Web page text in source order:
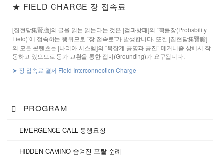
★ FIELD CHARGE 장 접속료
[집현담集賢膽]의 글을 읽는 읽는다는 것은 [검과방패]의 “확률장(Probability
Field)”에 접속하는 행위므로 “장 접속료”가 발생합니다. 또한 [집현담集賢膽]
의 모든 콘텐츠는 [나리아 시스템]의 “복잡계 공명과 공진” 메커니즘 상에서 작
동하고 있으므로 등가 교환을 통한 접지(Grounding)가 요구됩니다.
➤ 장 접속료 결제 Field Interconnection Charge
PROGRAM
EMERGENCE CALL 동행요청
HIDDEN CAMINO 숨겨진 포탈 순례